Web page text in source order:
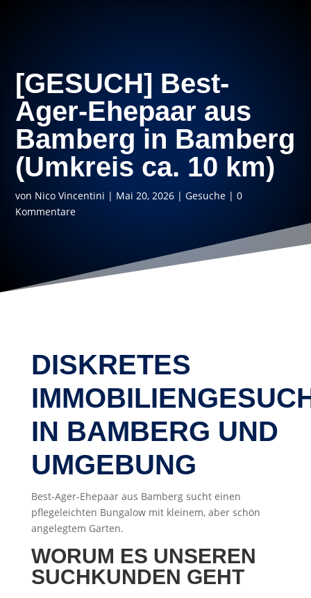
[GESUCH] Best-
Ager-Ehepaar aus
Bamberg in Bamberg
(Umkreis ca. 10 km)
von Nico Vincentini | Mai 20, 2026 |Gesuche |0
Kommentare
DISKRETES
IN BAMBERG UND
UMGEBUNG
Best-Ager-Ehepaar aus Bamberg sucht einen
pflegeleichten Bungalow mit kleinem, aber schön
angelegtem Garten.
WORUM ES UNSEREN
SUCHKUNDEN GEHT